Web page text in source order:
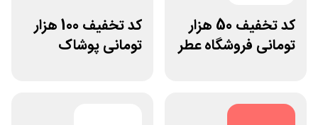
کد تخفیف 50 هزار
تومانی فروشگاه عطر
کد تخفیف 100 هزار
تومانی پوشاک